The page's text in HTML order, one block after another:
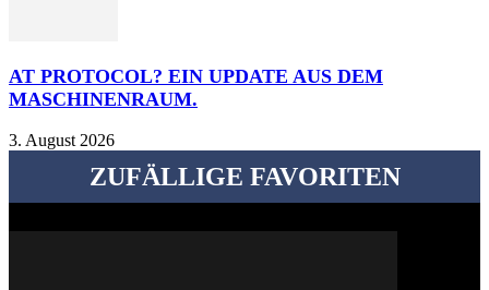
AT PROTOCOL? EIN UPDATE AUS DEM
MASCHINENRAUM.
3. August 2026
ZUFÄLLIGE FAVORITEN